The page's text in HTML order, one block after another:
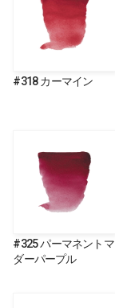
#318 カーマイン
#325 パーマネントマ
ダーパープル